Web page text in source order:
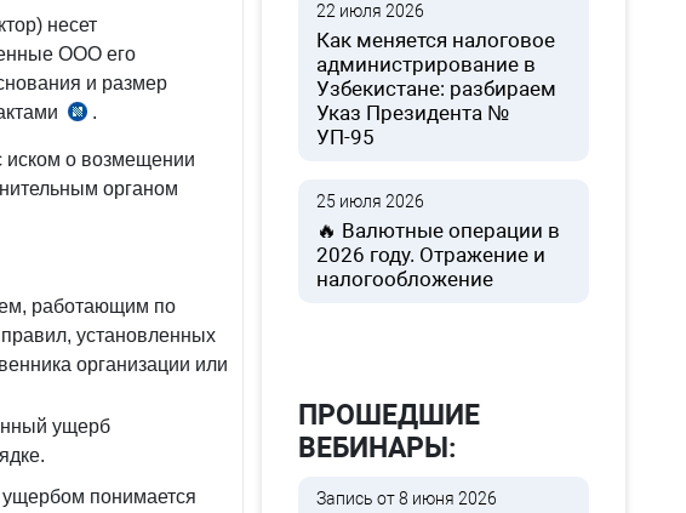
несет
ООО его
и размер
№ЗРУ
.
иском о возмещении
органом
работающим по
установленных
организации или
ущерб
понимается
22 июля 2026
Как меняется налоговое
администрирование в
Узбекистане: разбираем
Указ Президента №
УП-95
25 июля 2026
🔥 Валютные операции в
2026 году. Отражение и
налогообложение
ПРОШЕДШИЕ
ВЕБИНАРЫ:
Запись от 8 июня 2026